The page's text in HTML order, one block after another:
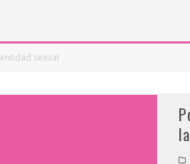
CANADÁ CELEBRA EL ORGULLO
sexual